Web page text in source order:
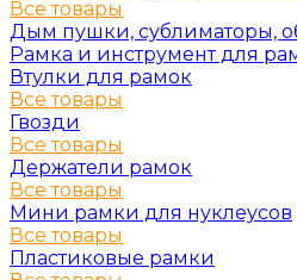
Все товары
Дым пушки, сублиматоры,
Рамка и инструмент для
Втулки для рамок
Все товары
Гвозди
Все товары
Держатели рамок
Все товары
Мини рамки для нуклеусов
Все товары
Пластиковые рамки